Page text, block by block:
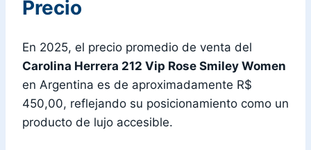
Precio
En 2025, el precio promedio de venta del
Carolina Herrera 212 Vip Rose Smiley Women
en Argentina es de aproximadamente R$
450,00, reflejando su posicionamiento como un
producto de lujo accesible.